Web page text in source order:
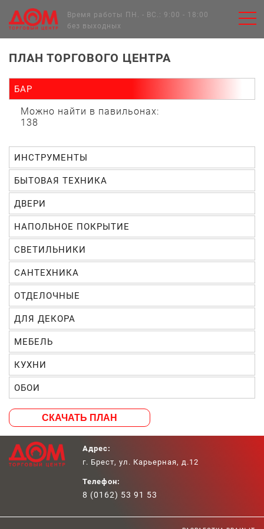
Главная
Время работы ПН. - ВС.: 9:00 - 18:00
без выходных
ПЛАН ТОРГОВОГО ЦЕНТРА
БАР
Можно найти в павильонах:
138
ИНСТРУМЕНТЫ
БЫТОВАЯ ТЕХНИКА
ДВЕРИ
НАПОЛЬНОЕ ПОКРЫТИЕ
СВЕТИЛЬНИКИ
САНТЕХНИКА
ОТДЕЛОЧНЫЕ
ДЛЯ ДЕКОРА
МЕБЕЛЬ
КУХНИ
ОБОИ
СКАЧАТЬ ПЛАН
Адрес:
г. Брест, ул. Карьерная, д.12
Телефон:
8 (0162) 53 91 53